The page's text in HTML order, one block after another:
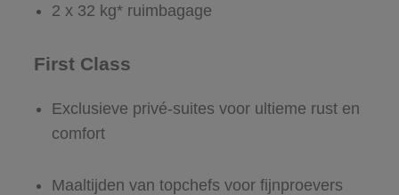
2 x 32 kg* ruimbagage
First Class
Exclusieve privé-suites voor ultieme rust en
comfort
Maaltijden van topchefs voor fijnproevers